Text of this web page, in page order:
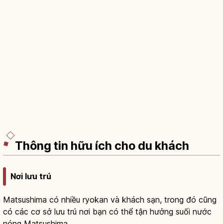
Thông tin hữu ích cho du khách
Nơi lưu trú
Matsushima có nhiều ryokan và khách sạn, trong đó cũng
có các cơ sở lưu trú nơi bạn có thể tận hưởng suối nước